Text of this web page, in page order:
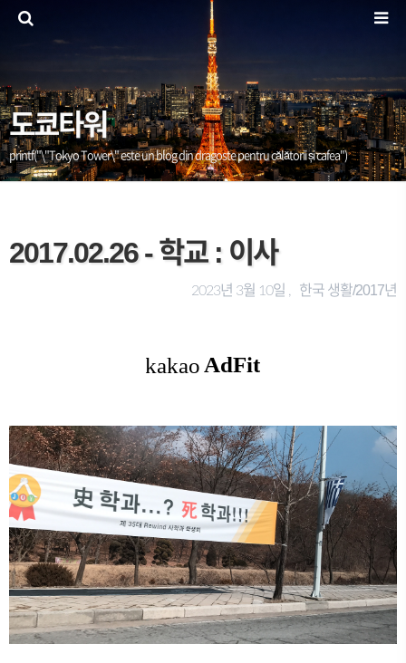
도쿄타워
printf("\"Tokyo Tower\" este un blog din dragoste pentru călătorii și cafea")
2017.02.26 - 학교 : 이사
2023년 3월 10일 , 한국 생활/2017년